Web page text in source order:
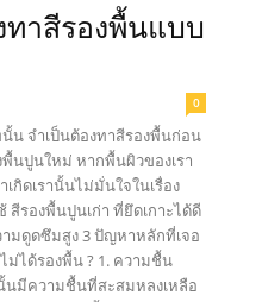
าสีรองพื้นแบบ
0
น จำเป็นต้องทาสีรองพื้นก่อน
พื้นปูนใหม่ หากพื้นผิวของเรา
ดเรานั้นไม่มั่นใจในเรื่อง
สีรองพื้นปูนเก่า ที่ยึดเกาะได้ดี
มดูดซึมสูง 3 ปัญหาหลักที่เจอ
ม่ได้รองพื้น ? 1. ความชื้น
นมีความชื้นที่สะสมหลงเหลือ